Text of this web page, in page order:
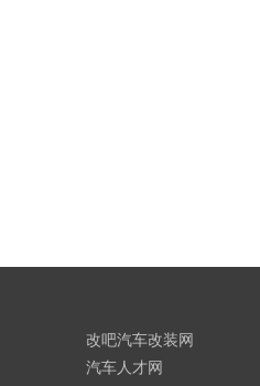
改吧汽车改装网
汽车人才网